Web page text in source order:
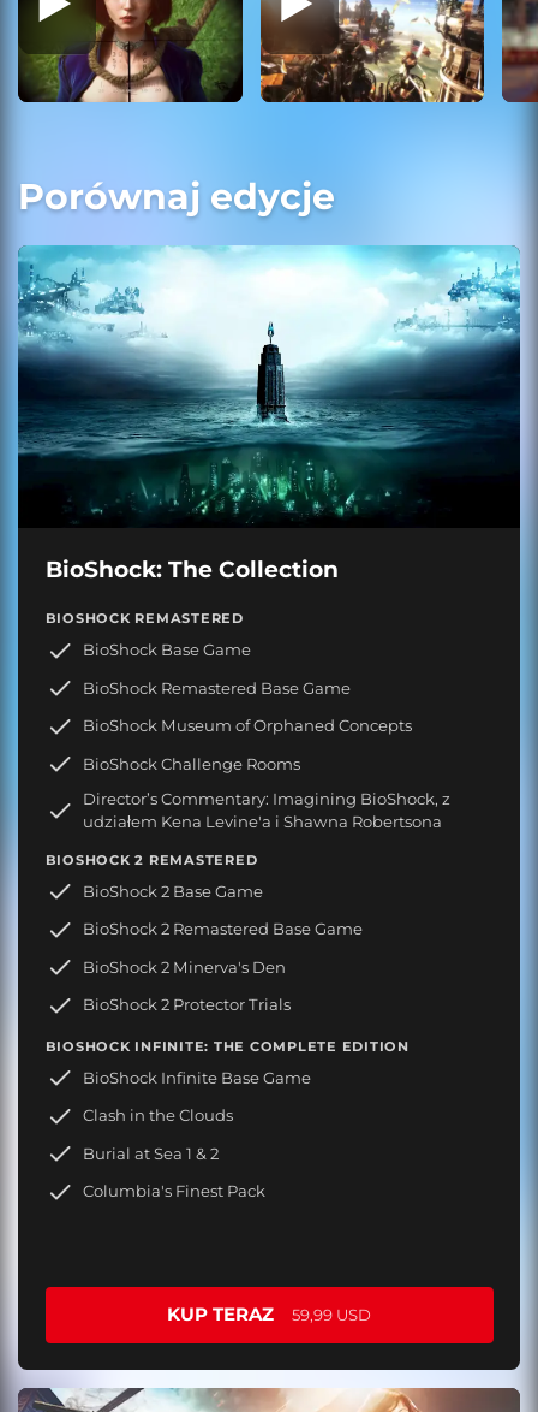
Porównaj edycje
BioShock: The Collection
BIOSHOCK REMASTERED
BioShock Base Game
BioShock Remastered Base Game
BioShock Museum of Orphaned Concepts
BioShock Challenge Rooms
Director’s Commentary: Imagining BioShock, z
udziałem Kena Levine'a i Shawna Robertsona
BIOSHOCK 2 REMASTERED
BioShock 2 Base Game
BioShock 2 Remastered Base Game
BioShock 2 Minerva's Den
BioShock 2 Protector Trials
BIOSHOCK INFINITE: THE COMPLETE EDITION
BioShock Infinite Base Game
Clash in the Clouds
Burial at Sea 1 & 2
Columbia's Finest Pack
KUP TERAZ 59,99 USD